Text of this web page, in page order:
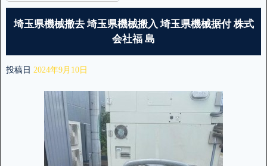
埼玉県機械撤去 埼玉県機械搬入 埼玉県機械据付 株式
会社福 島
投稿日 2024年9月10日